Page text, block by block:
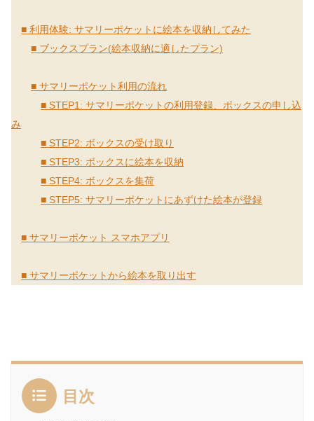
■ 利用体験: サマリーポケットに絵本を収納してみた
■ ブックスプラン(絵本収納に適したプラン)
■ サマリーポケット利用の流れ
■ STEP1: サマリーポケットの利用登録、ボックスの申し込
み
■ STEP2: ボックスの受け取り
■ STEP3: ボックスに絵本を収納
■ STEP4: ボックスを集荷
■ STEP5: サマリーポケットにあずけた絵本が登録
■ サマリーポケット スマホアプリ
■ サマリーポケットから絵本を取り出す
目次